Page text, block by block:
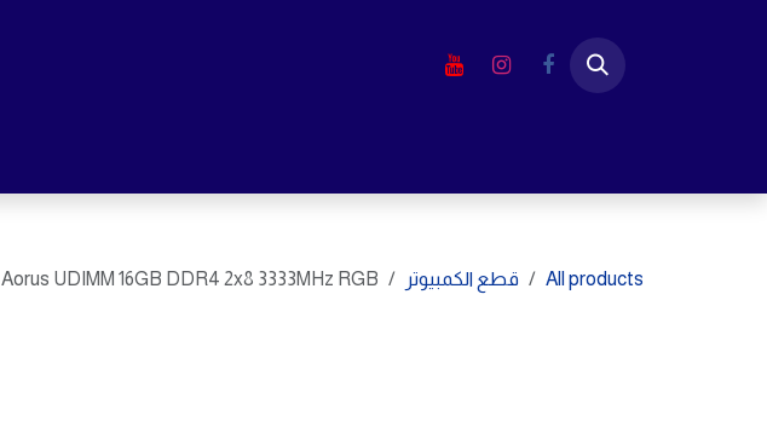
All products قطع الكمبيوتر Aorus UDIMM 16GB DDR4 2x8 3333MHz RGB